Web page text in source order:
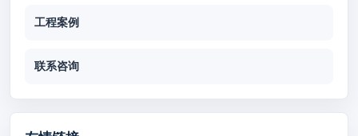
工程案例
联系咨询